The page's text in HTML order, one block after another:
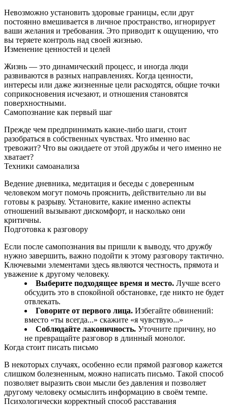
Невозможно установить здоровые границы, если друг
постоянно вмешивается в личное пространство, игнорирует
ваши желания и требования. Это приводит к ощущению, что
вы теряете контроль над своей жизнью.
Изменение ценностей и целей
Жизнь — это динамический процесс, и иногда люди
развиваются в разных направлениях. Когда ценности,
интересы или даже жизненные цели расходятся, общие точки
соприкосновения исчезают, и отношения становятся
поверхностными.
Самопознание как первый шаг
Прежде чем предпринимать какие‑либо шаги, стоит
разобраться в собственных чувствах. Что именно вас
тревожит? Что вы ожидаете от этой дружбы и чего именно не
хватает?
Техники самоанализа
Ведение дневника, медитация и беседы с доверенным
человеком могут помочь прояснить, действительно ли вы
готовы к разрыву. Установите, какие именно аспекты
отношений вызывают дискомфорт, и насколько они
критичны.
Подготовка к разговору
Если после самопознания вы пришли к выводу, что дружбу
нужно завершить, важно подойти к этому разговору тактично.
Ключевыми элементами здесь являются честность, прямота и
уважение к другому человеку.
Выберите подходящее время и место. Лучше всего
обсудить это в спокойной обстановке, где никто не будет
отвлекать.
Говорите от первого лица. Избегайте обвинений:
вместо «ты всегда...» скажите «я чувствую...»
Соблюдайте лаконичность. Уточните причину, но
не превращайте разговор в длинный монолог.
Когда стоит писать письмо
В некоторых случаях, особенно если прямой разговор кажется
слишком болезненным, можно написать письмо. Такой способ
позволяет выразить свои мысли без давления и позволяет
другому человеку осмыслить информацию в своём темпе.
Психологически корректный способ расставания